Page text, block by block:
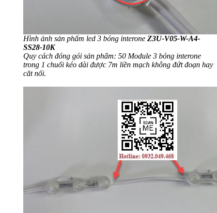
Hình ảnh sản phẩm led 3 bóng interone Z3U-V05-W-A4-
SS28-10K
Quy cách đóng gói sản phẩm: 50 Module 3 bóng interone
trong 1 chuổi kéo dài được 7m liền mạch không đứt đoạn hay
căt nối.